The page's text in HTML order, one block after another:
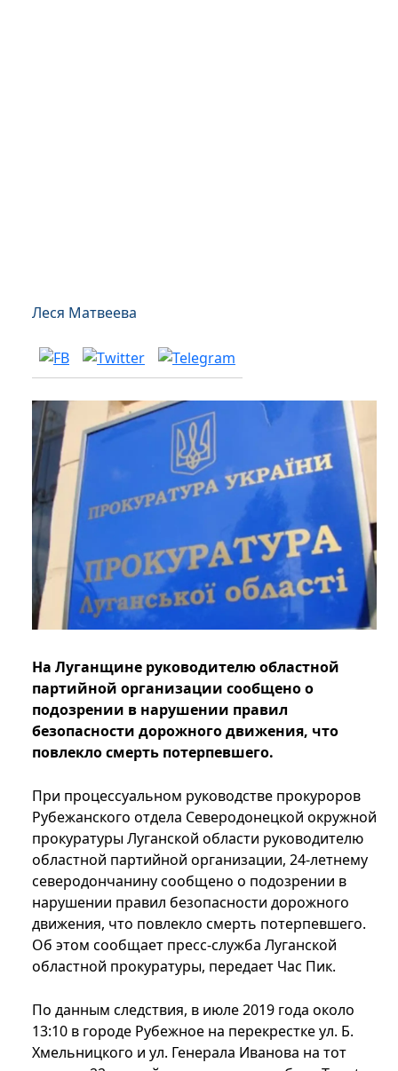
Леся Матвеева
На Луганщине руководителю областной
партийной организации сообщено о
подозрении в нарушении правил
безопасности дорожного движения, что
повлекло смерть потерпевшего.
При процессуальном руководстве прокуроров
Рубежанского отдела Северодонецкой окружной
прокуратуры Луганской области руководителю
областной партийной организации, 24-летнему
северодончанину сообщено о подозрении в
нарушении правил безопасности дорожного
движения, что повлекло смерть потерпевшего.
Об этом сообщает пресс-служба Луганской
областной прокуратуры, передает Час Пик.
По данным следствия, в июле 2019 года около
13:10 в городе Рубежное на перекрестке ул. Б.
Хмельницкого и ул. Генерала Иванова на тот